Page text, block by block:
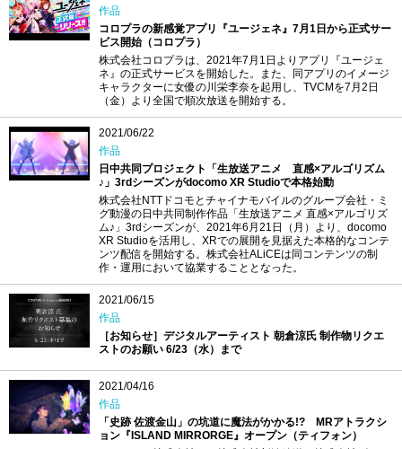
作品
コロプラの新感覚アプリ『ユージェネ』7月1日から正式サー
ビス開始（コロプラ）
株式会社コロプラは、2021年7月1日よりアプリ『ユージェ
ネ』の正式サービスを開始した。また、同アプリのイメージ
キャラクターに女優の川栄李奈を起用し、TVCMを7月2日
（金）より全国で順次放送を開始する。
2021/06/22
作品
日中共同プロジェクト「生放送アニメ 直感×アルゴリズム
♪」3rdシーズンがdocomo XR Studioで本格始動
株式会社NTTドコモとチャイナモバイルのグループ会社・ミ
グ動漫の日中共同制作作品「生放送アニメ 直感×アルゴリズ
ム♪」3rdシーズンが、2021年6月21日（月）より、docomo
XR Studioを活用し、XRでの展開を見据えた本格的なコンテ
ンツ配信を開始する。株式会社ALiCEは同コンテンツの制
作・運用において協業することとなった。
2021/06/15
作品
［お知らせ］デジタルアーティスト 朝倉涼氏 制作物リクエ
ストのお願い 6/23（水）まで
2021/04/16
作品
「史跡 佐渡金山」の坑道に魔法がかかる!? MRアトラクシ
ョン『ISLAND MIRRORGE』オープン（ティフォン）